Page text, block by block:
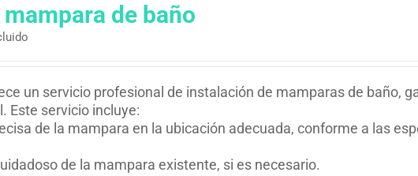
de baño
un servicio profesional de instalación de mamparas de baño,
Este servicio incluye:
de la mampara en la ubicación adecuada, conforme a las
de la mampara existente, si es necesario.